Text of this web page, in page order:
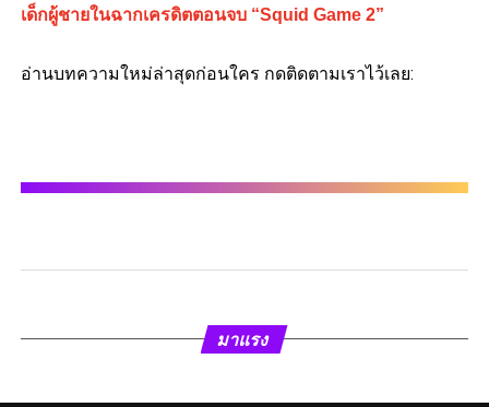
เด็กผู้ชายในฉากเครดิตตอนจบ “Squid Game 2”
อ่านบทความใหม่ล่าสุดก่อนใคร กดติดตามเราไว้เลย:
มาแรง